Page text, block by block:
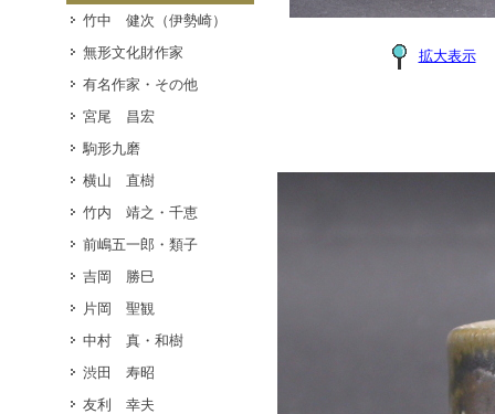
竹中 健次（伊勢崎）
無形文化財作家
有名作家・その他
宮尾 昌宏
駒形九磨
横山 直樹
竹内 靖之・千恵
前嶋五一郎・類子
吉岡 勝巳
片岡 聖観
中村 真・和樹
渋田 寿昭
友利 幸夫
拡大表示